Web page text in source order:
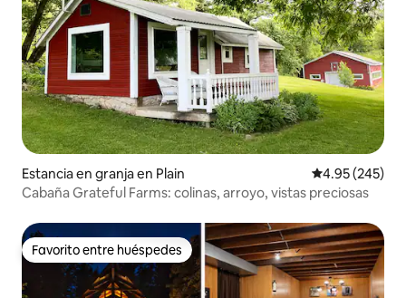
Estancia en granja en Plain Calificación
4.95 (245)
Cabaña Grateful Farms: colinas, arroyo, vistas preciosas
Favorito entre huéspedes
Favorito entre huéspedes